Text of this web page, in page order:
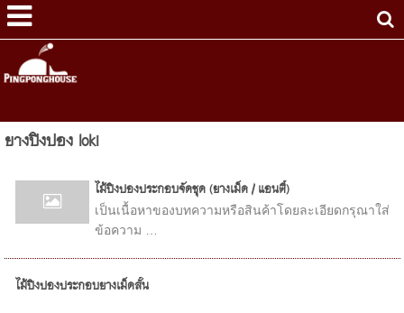
ยางปิงปอง loki
ไม้ปิงปองประกอบจัดชุด (ยางเม็ด / แอนตี้)
เป็นเนื้อหาของบทความหรือสินค้าโดยละเอียดกรุณาใส่
ข้อความ …
ไม้ปิงปองประกอบยางเม็ดสั้น